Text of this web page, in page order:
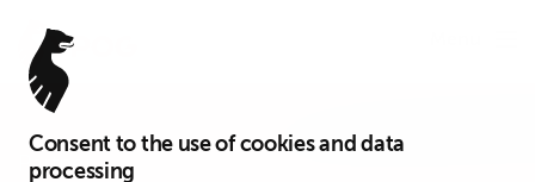
Consent to the use of cookies and data
processing
Partner